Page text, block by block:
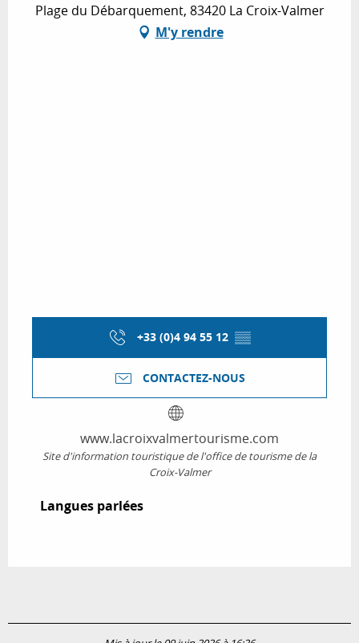
Plage du Débarquement, 83420 La Croix-Valmer
M'y rendre
+33 (0)4 94 55 12 ▒▒
CONTACTEZ-NOUS
www.lacroixvalmertourisme.com
Site d'information touristique de l'office de tourisme de la
Croix-Valmer
Langues parlées
Langues parlées